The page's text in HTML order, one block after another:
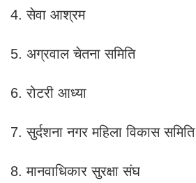
4. सेवा आश्रम
5. अग्रवाल चेतना समिति
6. रोटरी आध्या
7. सुर्दशना नगर महिला विकास समिति
8. मानवाधिकार सुरक्षा संघ